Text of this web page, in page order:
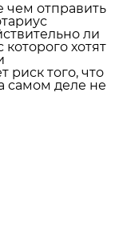
отправить
ли
хотят
риск того, что
самом деле не